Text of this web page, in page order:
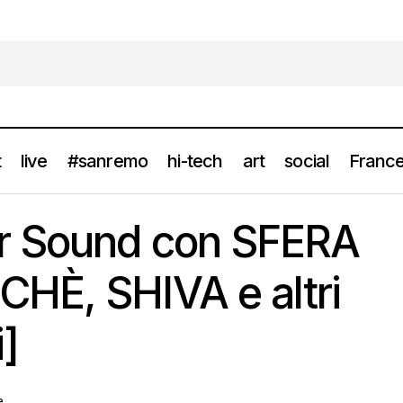
live #sanremo hi-tech art social
Summer Sound con SFERA EBBASTA, LUCHÈ, SHIVA e altri
Sound con SFERA
SHIVA e altri